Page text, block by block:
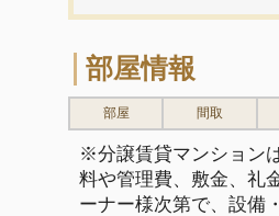
部屋情報
部屋 間取
※分譲賃貸マンション
料や管理費、敷金、礼
ーナー様次第で、設備